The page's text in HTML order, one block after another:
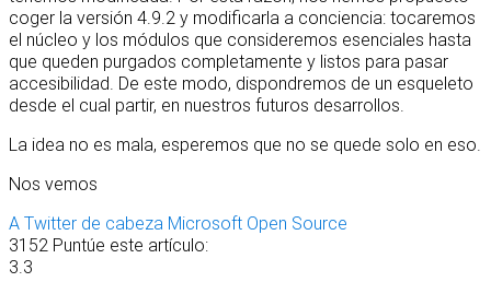
coger la versión 4.9.2 y modificarla a conciencia: tocaremos
el núcleo y los módulos que consideremos esenciales hasta
que queden purgados completamente y listos para pasar
accesibilidad. De este modo, dispondremos de un esqueleto
desde el cual partir, en nuestros futuros desarrollos.
La idea no es mala, esperemos que no se quede solo en eso.
Nos vemos
A Twitter de cabeza Microsoft Open Source
3152 Puntúe este artículo:
3.3